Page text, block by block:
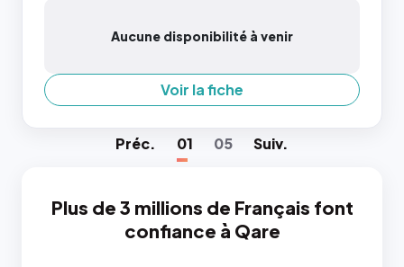
Aucune disponibilité à venir
Voir la fiche
Préc. 01 05 Suiv.
Plus de 3 millions de Français font
confiance à Qare